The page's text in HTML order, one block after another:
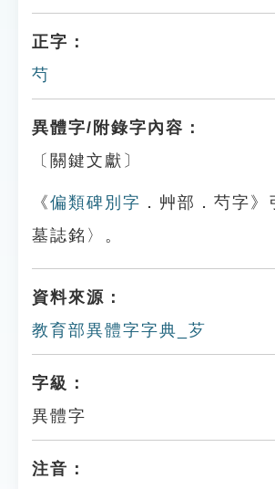
正字：
芍
異體字/附錄字內容：
〔關鍵文獻〕
《偏類碑別字 ．艸部．芍字
墓誌銘〉。
資料來源：
教育部異體字字典_芕
字級：
異體字
注音：